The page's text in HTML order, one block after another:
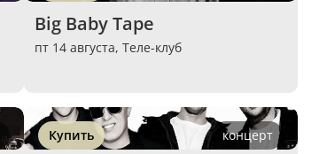
Big Baby Tape
пт 14 августа, Теле-клуб
Купить концерт